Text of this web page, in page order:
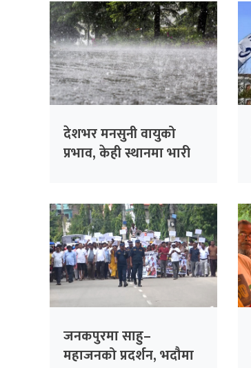
देशभर मनसुनी वायुको
प्रभाव, केही स्थानमा भारी
जनकपुरमा साहु–
महाजनको प्रदर्शन, भदौमा